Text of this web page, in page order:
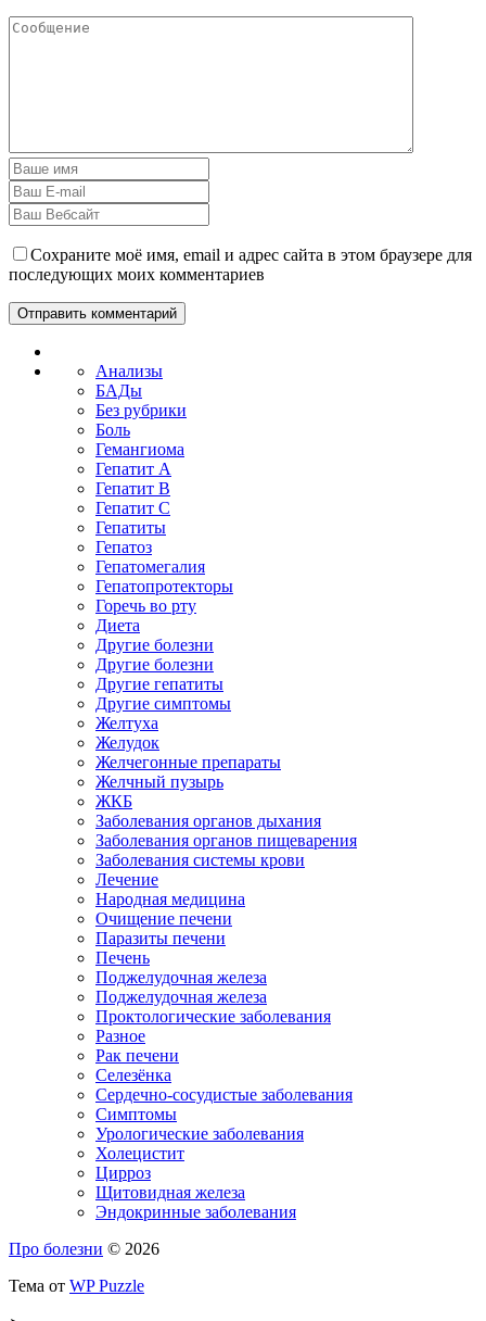
Сохраните моё имя, email и адрес сайта в этом браузере для
последующих моих комментариев
Анализы
БАДы
Без рубрики
Боль
Гемангиома
Гепатит A
Гепатит B
Гепатит C
Гепатиты
Гепатоз
Гепатомегалия
Гепатопротекторы
Горечь во рту
Диета
Другие болезни
Другие болезни
Другие гепатиты
Другие симптомы
Желтуха
Желудок
Желчегонные препараты
Желчный пузырь
ЖКБ
Заболевания органов дыхания
Заболевания органов пищеварения
Заболевания системы крови
Лечение
Народная медицина
Очищение печени
Паразиты печени
Печень
Поджелудочная железа
Поджелудочная железа
Проктологические заболевания
Разное
Рак печени
Селезёнка
Сердечно-сосудистые заболевания
Симптомы
Урологические заболевания
Холецистит
Цирроз
Щитовидная железа
Эндокринные заболевания
Про болезни © 2026
Тема от WP Puzzle